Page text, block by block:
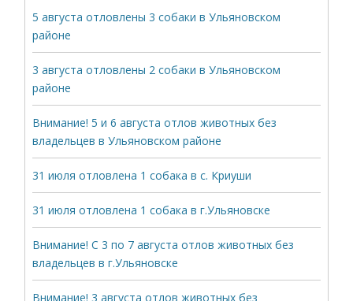
5 августа отловлены 3 собаки в Ульяновском
районе
3 августа отловлены 2 собаки в Ульяновском
районе
Внимание! 5 и 6 августа отлов животных без
владельцев в Ульяновском районе
31 июля отловлена 1 собака в с. Криуши
31 июля отловлена 1 собака в г.Ульяновске
Внимание! С 3 по 7 августа отлов животных без
владельцев в г.Ульяновске
Внимание! 3 августа отлов животных без